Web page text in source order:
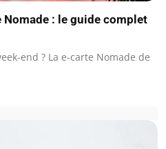
Nomade : le guide complet
end ? La e-carte Nomade de